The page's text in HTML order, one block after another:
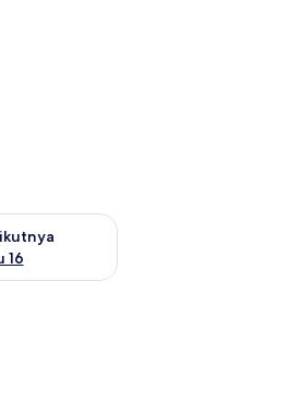
16
akhir pekan berikutnya Agu 14 -